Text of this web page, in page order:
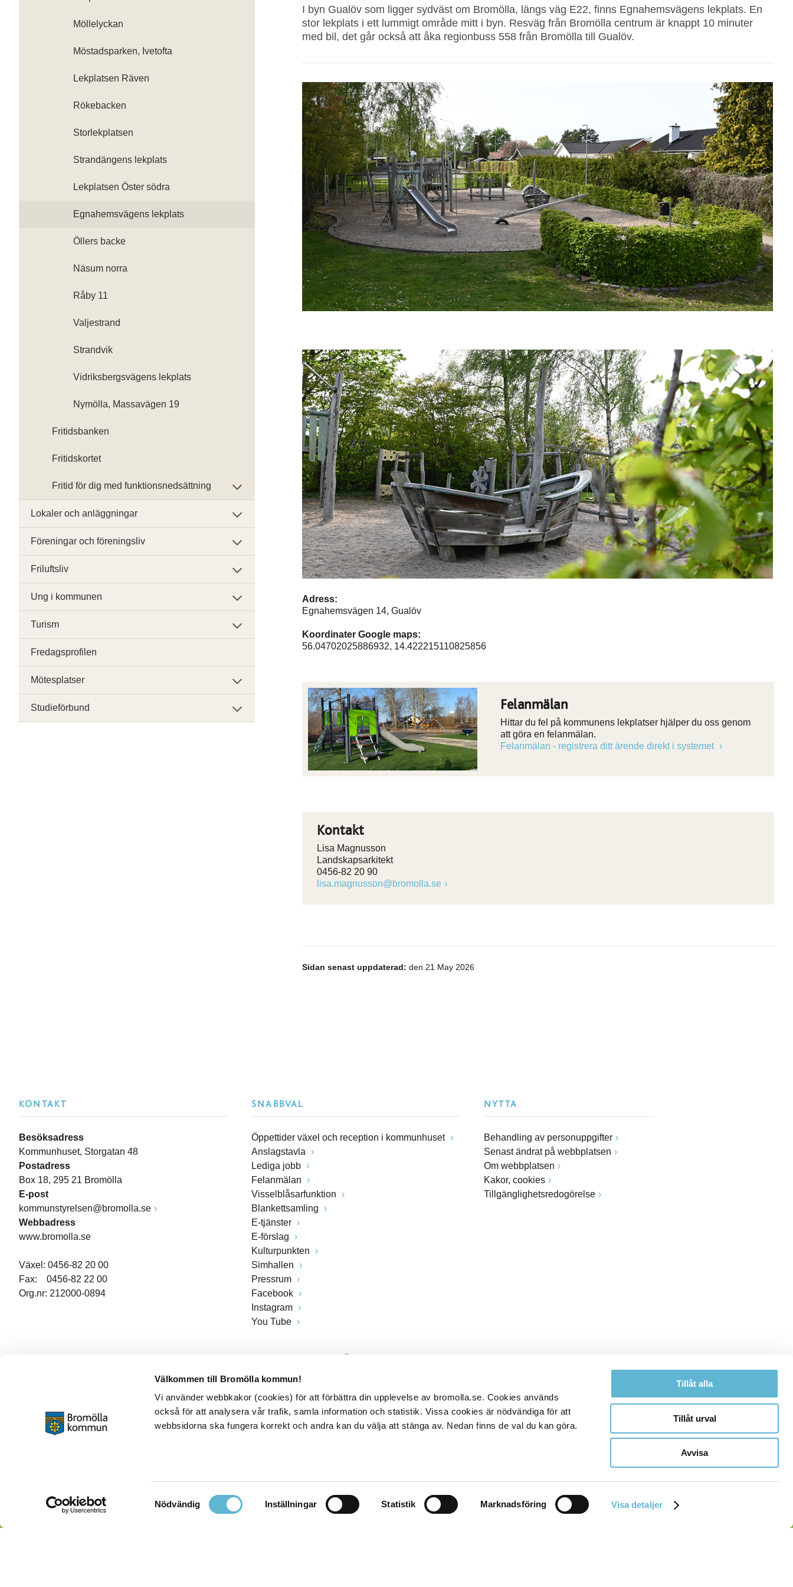
Välkommen till Bromölla kommun!
Vi använder webbkakor (cookies) för att förbättra din upplevelse av bromolla.se. Cookies används
också för att analysera vår trafik, samla information och statistik. Vissa cookies är nödvändiga för att
webbsidorna ska fungera korrekt och andra kan du välja att stänga av. Nedan finns de val du kan göra.
Samtyckesval
Nödvändig Inställningar Statistik Marknadsföring Visa detaljer
Tillåt alla
Tillåt urval
Avvisa
I byn Gualöv som ligger sydväst om Bromölla, längs väg E22, finns Egnahemsvägens lekplats. En
stor lekplats i ett lummigt område mitt i byn. Resväg från Bromölla centrum är knappt 10 minuter
med bil, det går också att åka regionbuss 558 från Bromölla till Gualöv.
Adress:
Egnahemsvägen 14, Gualöv
Koordinater Google maps:
56.04702025886932, 14.422215110825856
Felanmälan
Hittar du fel på kommunens lekplatser hjälper du oss genom
att göra en felanmälan.
Felanmälan - registrera ditt ärende direkt i systemet
Kontakt
Lisa Magnusson
Landskapsarkitekt
0456-82 20 90
lisa.magnusson@bromolla.se
Sidan senast uppdaterad: den 21 May 2026
Möllelyckan
Möstadsparken, Ivetofta
Lekplatsen Räven
Rökebacken
Storlekplatsen
Strandängens lekplats
Lekplatsen Öster södra
Egnahemsvägens lekplats
Öllers backe
Näsum norra
Råby 11
Valjestrand
Strandvik
Vidriksbergsvägens lekplats
Nymölla, Massavägen 19
Fritidsbanken
Fritidskortet
Fritid för dig med funktionsnedsättning
Lokaler och anläggningar
Föreningar och föreningsliv
Friluftsliv
Ung i kommunen
Turism
Fredagsprofilen
Mötesplatser
Studieförbund
KONTAKT
Besöksadress
Kommunhuset, Storgatan 48
Postadress
Box 18, 295 21 Bromölla
E-post
kommunstyrelsen@bromolla.se
Webbadress
www.bromolla.se
Växel: 0456-82 20 00
Fax: 0456-82 22 00
Org.nr: 212000-0894
SNABBVAL
Öppettider växel och reception i kommunhuset
Anslagstavla
Lediga jobb
Felanmälan
Visselblåsarfunktion
Blankettsamling
E-tjänster
E-förslag
Kulturpunkten
Simhallen
Pressrum
Facebook
Instagram
You Tube
NYTTA
Behandling av personuppgifter
Senast ändrat på webbplatsen
Om webbplatsen
Kakor, cookies
Tillgänglighetsredogörelse